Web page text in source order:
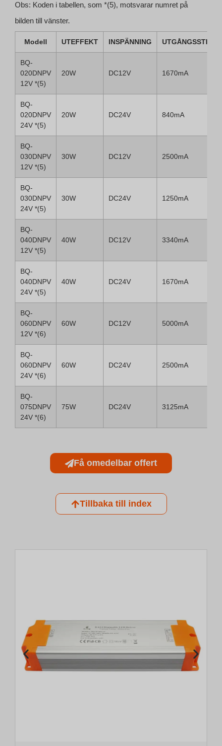
Obs: Koden i tabellen, som *(5), motsvarar numret på
bilden till vänster.
Modell UTEFFEKT INSPÄNNING UTGÅNGSSTRÖM
BQ-
020DNPV
12V *(5)
20W DC12V 1670mA
BQ-
020DNPV
24V *(5)
20W DC24V 840mA
BQ-
030DNPV
12V *(5)
30W DC12V 2500mA
BQ-
030DNPV
24V *(5)
30W DC24V 1250mA
BQ-
040DNPV
12V *(5)
40W DC12V 3340mA
BQ-
040DNPV
24V *(5)
40W DC24V 1670mA
BQ-
060DNPV
12V *(6)
60W DC12V 5000mA
BQ-
060DNPV
24V *(6)
60W DC24V 2500mA
BQ-
075DNPV
24V *(6)
75W DC24V 3125mA
Få omedelbar offert
Tillbaka till index